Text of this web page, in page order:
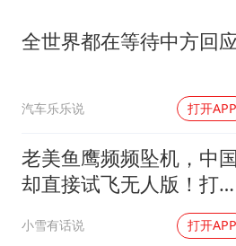
杭州全市有
乐享全民
全世界都在等待中方回
汽车乐乐说 打开APP
老美鱼鹰频频坠机，中国
却直接试飞无人版！打着
民用旗号暗藏军备底牌
小雪有话说 打开APP